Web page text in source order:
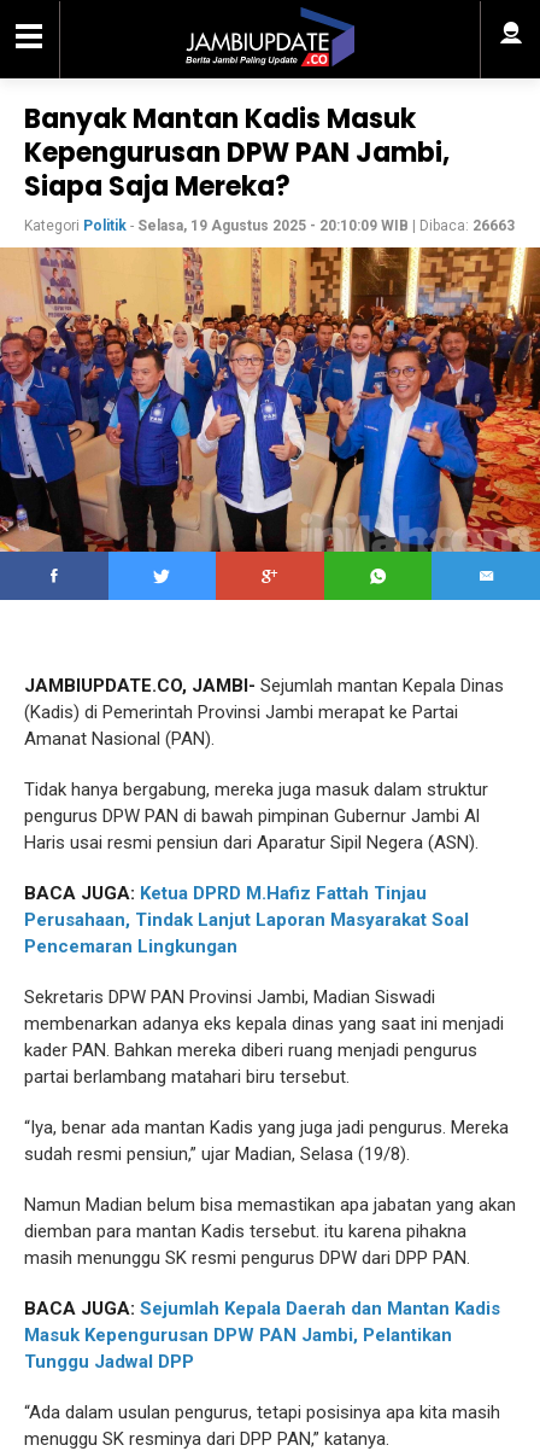
Banyak Mantan Kadis Masuk
Kepengurusan DPW PAN Jambi,
Siapa Saja Mereka?
Kategori Politik - Selasa, 19 Agustus 2025 - 20:10:09 WIB | Dibaca: 26663
JAMBIUPDATE.CO, JAMBI- Sejumlah mantan Kepala Dinas
(Kadis) di Pemerintah Provinsi Jambi merapat ke Partai
Amanat Nasional (PAN).
Tidak hanya bergabung, mereka juga masuk dalam struktur
pengurus DPW PAN di bawah pimpinan Gubernur Jambi Al
Haris usai resmi pensiun dari Aparatur Sipil Negera (ASN).
BACA JUGA: Ketua DPRD M.Hafiz Fattah Tinjau
Perusahaan, Tindak Lanjut Laporan Masyarakat Soal
Pencemaran Lingkungan
Sekretaris DPW PAN Provinsi Jambi, Madian Siswadi
membenarkan adanya eks kepala dinas yang saat ini menjadi
kader PAN. Bahkan mereka diberi ruang menjadi pengurus
partai berlambang matahari biru tersebut.
“Iya, benar ada mantan Kadis yang juga jadi pengurus. Mereka
sudah resmi pensiun,” ujar Madian, Selasa (19/8).
Namun Madian belum bisa memastikan apa jabatan yang akan
diemban para mantan Kadis tersebut. itu karena pihakna
masih menunggu SK resmi pengurus DPW dari DPP PAN.
BACA JUGA: Sejumlah Kepala Daerah dan Mantan Kadis
Masuk Kepengurusan DPW PAN Jambi, Pelantikan
Tunggu Jadwal DPP
“Ada dalam usulan pengurus, tetapi posisinya apa kita masih
menuggu SK resminya dari DPP PAN,” katanya.